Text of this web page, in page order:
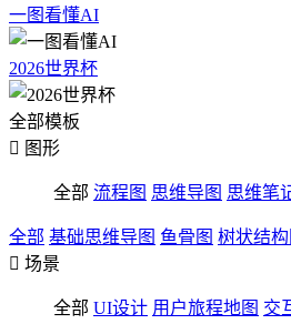
一图看懂AI
2026世界杯
全部模板
 图形
全部 流程图 思维导图 思维笔
全部 基础思维导图 鱼骨图 树状结构
 场景
全部 UI设计 用户旅程地图 交